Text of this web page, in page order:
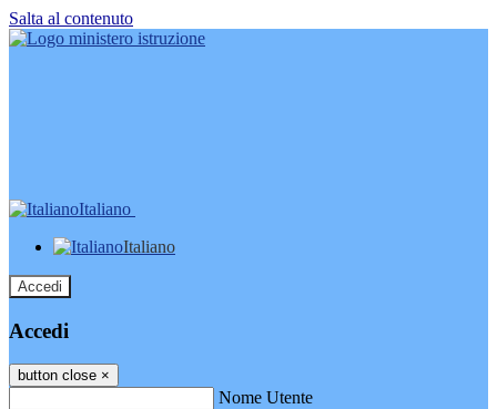
Salta al contenuto
Italiano
Italiano
Accedi
Accedi
button close ×
Nome Utente